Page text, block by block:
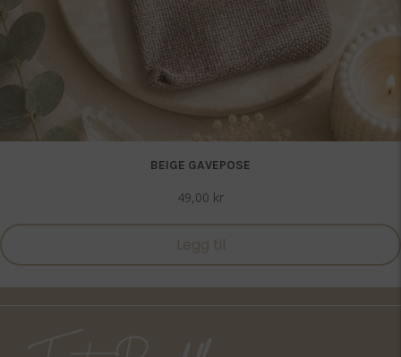
BEIGE GAVEPOSE
49,00 kr
Legg til